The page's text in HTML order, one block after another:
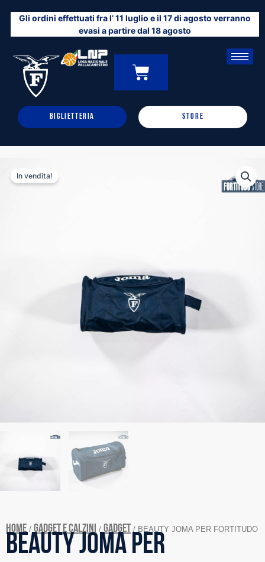
contenuto
Gli ordini effettuati fra l’ 11 luglio e il 17 di agosto verranno
evasi a partire dal 18 agosto
0
CARRELLO
BIGLIETTERIA STORE
In vendita!
Home / GADGET E CALZINI / GADGET / BEAUTY JOMA PER FORTITUDO
BEAUTY JOMA PER